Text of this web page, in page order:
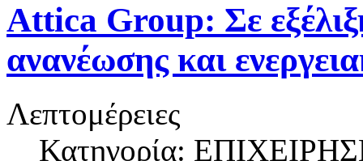
Attica Group: Σε
ανανέωσης και
Λεπτομέρειες
Κατηγορία: